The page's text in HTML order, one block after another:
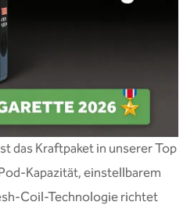
das Kraftpaket in unserer Top
Kapazität, einstellbarem
Coil-Technologie richtet